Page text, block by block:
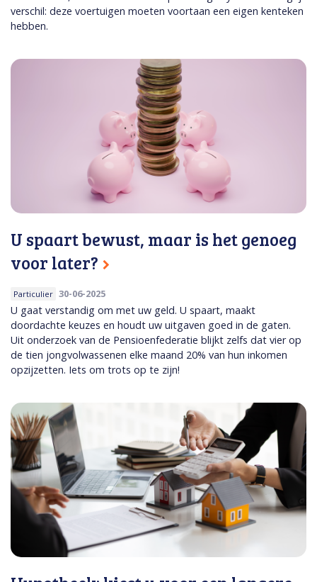
verschil: deze voertuigen moeten voortaan een eigen kenteken
hebben.
U spaart bewust, maar is het genoeg
voor later?
Particulier 30-06-2025
U gaat verstandig om met uw geld. U spaart, maakt
doordachte keuzes en houdt uw uitgaven goed in de gaten.
Uit onderzoek van de Pensioenfederatie blijkt zelfs dat vier op
de tien jongvolwassenen elke maand 20% van hun inkomen
opzijzetten. Iets om trots op te zijn!